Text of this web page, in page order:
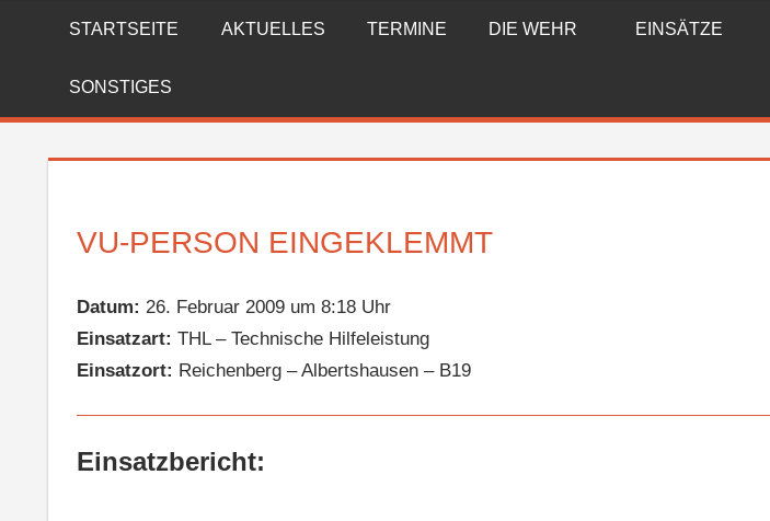
FREIWILLIGE
FEUERWEHR
REICHENBERG
STARTSEITE AKTUELLES TERMINE DIE WEHR EINSÄTZE
SONSTIGES
VU-PERSON EINGEKLEMMT
Datum: 26. Februar 2009 um 8:18 Uhr
Einsatzart: THL – Technische Hilfeleistung
Einsatzort: Reichenberg – Albertshausen – B19
Einsatzbericht: